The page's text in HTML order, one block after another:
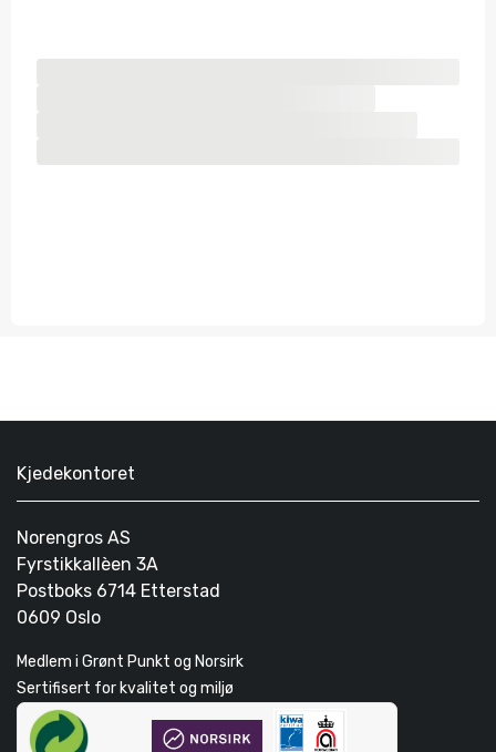
Kjedekontoret
Norengros AS
Fyrstikkallèen 3A
Postboks 6714 Etterstad
0609 Oslo
Medlem i Grønt Punkt og Norsirk
Sertifisert for kvalitet og miljø